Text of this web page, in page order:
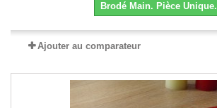
Brodé Main. Pièce Unique.
Ajouter au comparateur